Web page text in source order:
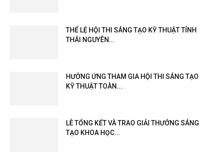
THỂ LỆ HỘI THI SÁNG TẠO KỸ THUẬT TỈNH
THÁI NGUYÊN...
HƯỞNG ỨNG THAM GIA HỘI THI SÁNG TẠO
KỸ THUẬT TOÀN...
LỄ TỔNG KẾT VÀ TRAO GIẢI THƯỞNG SÁNG
TẠO KHOA HỌC...